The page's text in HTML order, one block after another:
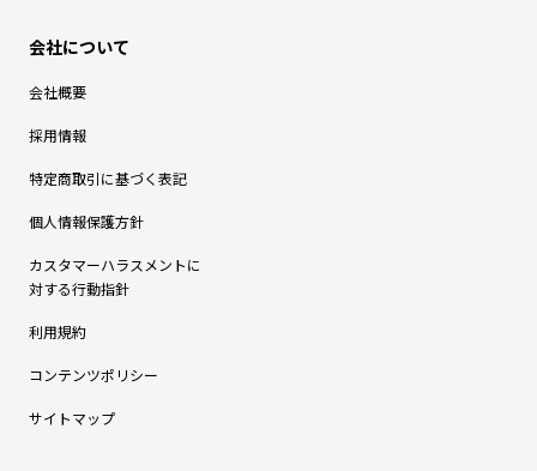
会社概要
採用情報
特定商取引に基づく表記
個人情報保護方針
カスタマーハラスメントに
対する行動指針
利用規約
コンテンツポリシー
サイトマップ